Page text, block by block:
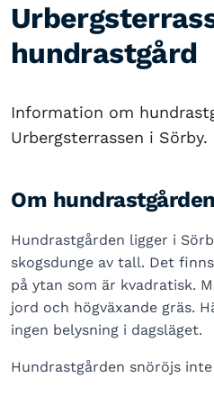
hundrastgård
Information om
Urbergsterrassen i Sörby.
Om hundrastgården
Hundrastgården ligger i
skogsdunge av tall. Det
på ytan som är kvadratisk.
jord och högväxande gräs.
ingen belysning i dagsläget.
Hundrastgården snöröjs